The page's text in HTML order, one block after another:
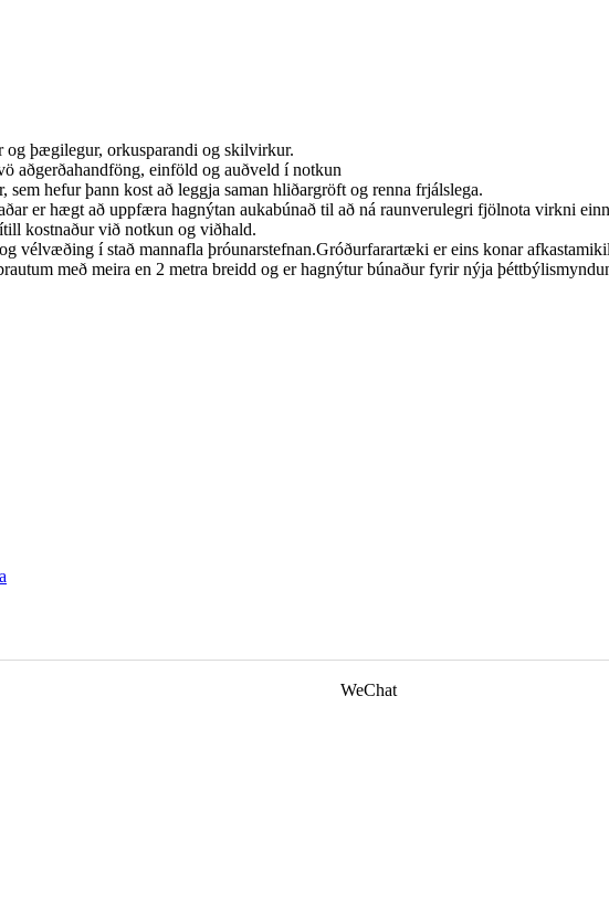
og þægilegur, orkusparandi og skilvirkur.
aðgerðahandföng, einföld og auðveld í notkun
hefur þann kost að leggja saman hliðargröft og renna frjálslega.
er hægt að uppfæra hagnýtan aukabúnað til að ná raunverulegri fjölnota virkni
kostnaður við notkun og viðhald.
vélvæðing í stað mannafla þróunarstefnan.Gróðurfarartæki er eins konar
með meira en 2 metra breidd og er hagnýtur búnaður fyrir nýja
WeChat